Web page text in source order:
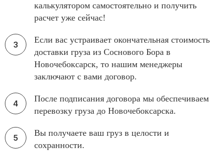
калькулятором самостоятельно и получить
расчет уже сейчас!
Если вас устраивает окончательная стоимость
доставки груза из Соснового Бора в
Новочебоксарск, то нашим менеджеры
заключают с вами договор.
После подписания договора мы обеспечиваем
перевозку груза до Новочебоксарска.
Вы получаете ваш груз в целости и
сохранности.